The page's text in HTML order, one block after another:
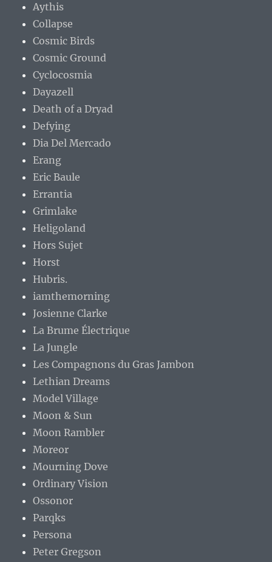
Aythis
Collapse
Cosmic Birds
Cosmic Ground
Cyclocosmia
Dayazell
Death of a Dryad
Defying
Dia Del Mercado
Erang
Eric Baule
Errantia
Grimlake
Heligoland
Hors Sujet
Horst
Hubris.
iamthemorning
Josienne Clarke
La Brume Électrique
La Jungle
Les Compagnons du Gras Jambon
Lethian Dreams
Model Village
Moon & Sun
Moon Rambler
Moreor
Mourning Dove
Ordinary Vision
Ossonor
Parqks
Persona
Peter Gregson